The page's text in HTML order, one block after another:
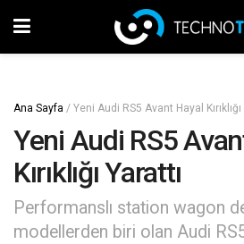
Ana Sayfa / Yeni Audi RS5 Avant Hayal Kırıklığı
Yeni Audi RS5
Kırıklığı Yarattı
Performanslı station wagon
modellerden biri olan Audi